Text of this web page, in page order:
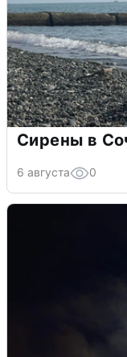
Сирены в
6 августа 0